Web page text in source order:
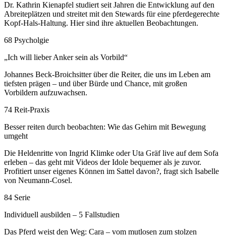
Dr. Kathrin Kienapfel studiert seit Jahren die Entwicklung auf den
Abreiteplätzen und streitet mit den Stewards für eine pferdegerechte
Kopf-Hals-Haltung. Hier sind ihre aktuellen Beobachtungen.
68 Psycholgie
„Ich will lieber Anker sein als Vorbild“
Johannes Beck-Broichsitter über die Reiter, die uns im Leben am
tiefsten prägen – und über Bürde und Chance, mit großen
Vorbildern aufzuwachsen.
74 Reit-Praxis
Besser reiten durch beobachten: Wie das Gehirn mit Bewegung
umgeht
Die Heldenritte von Ingrid Klimke oder Uta Gräf live auf dem Sofa
erleben – das geht mit Videos der Idole bequemer als je zuvor.
Profitiert unser eigenes Können im Sattel davon?, fragt sich Isabelle
von Neumann-Cosel.
84 Serie
Individuell ausbilden – 5 Fallstudien
Das Pferd weist den Weg: Cara – vom mutlosen zum stolzen